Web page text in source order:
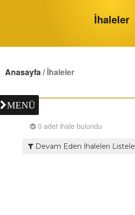
İhaleler
Anasayfa / İhaleler
Devam Eden İhaleleri Listele
0 adet ihale bulundu
MENÜ